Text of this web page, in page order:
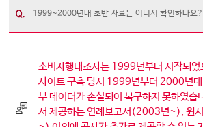
1999~2000년대 초반 자료는 어디서 확인하나요?
소비자행태조사는 1999년부터 시작되
사이트 구축 당시 1999년부터 2000년대
부 데이터가 손실되어 복구하지 못하였습
서 제공하는 연례보고서(2003년~), 원